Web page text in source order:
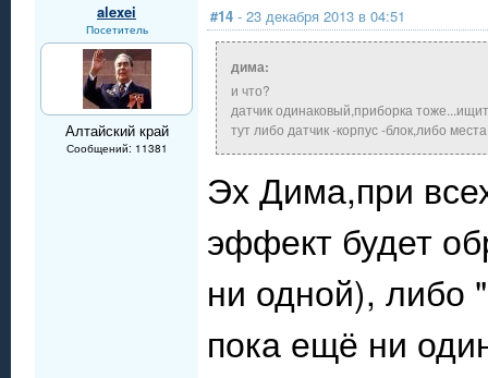
alexei
Посетитель
Алтайский край
Сообщений: 11381
#14 - 23 декабря 2013 в 04:51
дима:
и что?
датчик одинаковый,приборка
тут либо датчик -корпус -блок,либо
Эх Дима,при
эффект будет
ни одной), либо
пока ещё ни